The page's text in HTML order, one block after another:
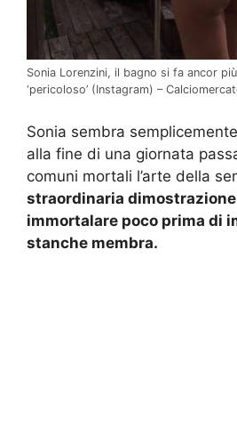
Sonia Lorenzini, il bagno si fa ancor
‘pericoloso’ (Instagram) –
Sonia sembra
alla fine di una giornata
comuni mortali l’arte della
straordinaria
immortalare poco prima di
stanche membra.